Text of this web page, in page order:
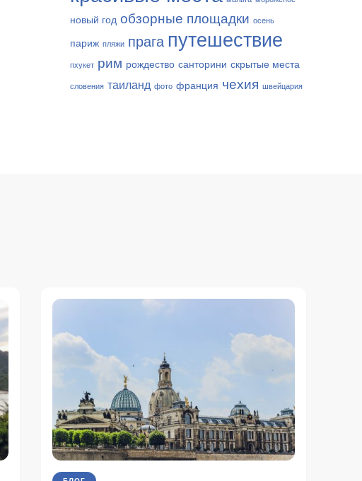
новый год обзорные площадки осень
париж пляжи прага путешествие
пхукет рим рождество санторини скрытые места
словения таиланд фото франция чехия швейцария